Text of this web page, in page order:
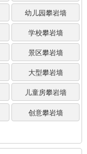
幼儿园攀岩墙
学校攀岩墙
景区攀岩墙
大型攀岩墙
儿童房攀岩墙
创意攀岩墙